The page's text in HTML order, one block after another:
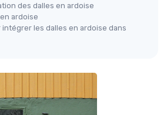
des dalles en ardoise
ardoise
les dalles en ardoise dans